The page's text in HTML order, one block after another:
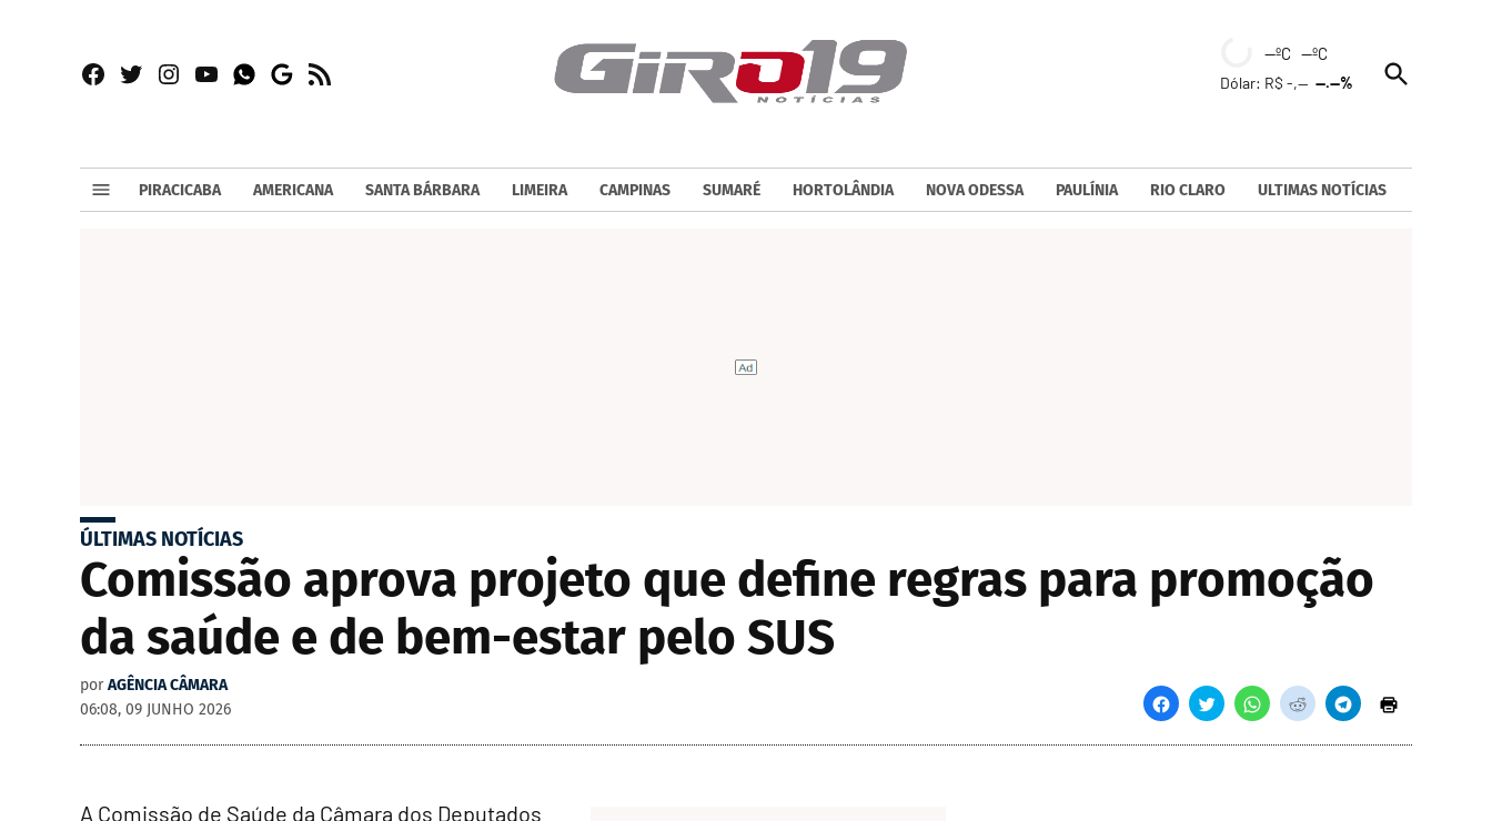
Facebook
TwitterInstagram
YouTubeWhatsapp
Google
RSS
--ºC --ºC
Dólar: R$ -,----.--%
Open
Search
PIRACICABA AMERICANA SANTA BÁRBARA LIMEIRA CAMPINAS SUMARÉ HORTOLÂNDIA NOVA ODESSA PAULÍNIA RIO CLARO ULTIMAS NOTÍCIAS
ÚLTIMAS NOTÍCIAS
Comissão aprova projeto que define regras para promoção
da saúde e de bem-estar pelo SUS
por AGÊNCIA CÂMARA
06:08, 09 JUNHO 2026
A Comissão de Saúde da Câmara dos Deputados